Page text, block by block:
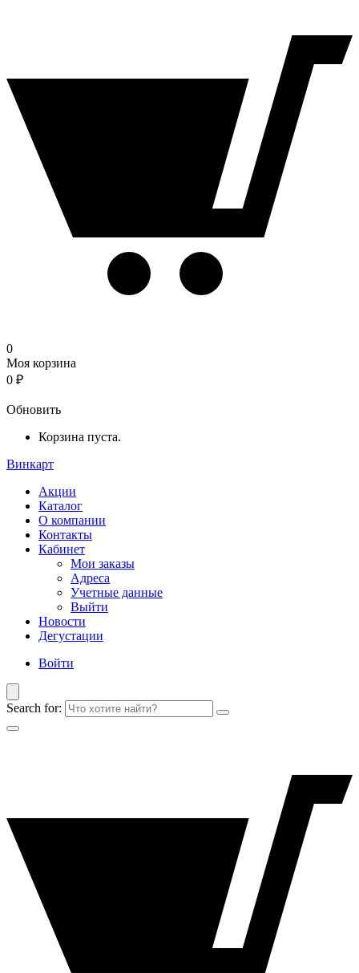
0
Моя корзина
0 ₽
Обновить
Корзина пуста.
Винкарт
Акции
Каталог
О компании
Контакты
Кабинет
Мои заказы
Адреса
Учетные данные
Выйти
Новости
Дегустации
Войти
Search for: